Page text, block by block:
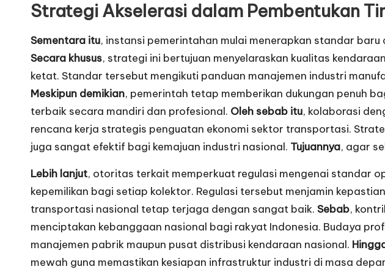
Strategi Akselerasi dalam Pembentukan
Sementara itu, instansi pemerintahan mulai menerapkan standar
Secara khusus, strategi ini bertujuan menyelaraskan kualitas
ketat. Standar tersebut mengikuti panduan manajemen industri
Meskipun demikian, pemerintah tetap memberikan dukungan penuh
terbaik secara mandiri dan profesional. Oleh sebab itu, kolaborasi
rencana kerja strategis penguatan ekonomi sektor transportasi.
juga sangat efektif bagi kemajuan industri nasional. Tujuannya, agar
Lebih lanjut, otoritas terkait memperkuat regulasi mengenai standar
kepemilikan bagi setiap kolektor. Regulasi tersebut menjamin
transportasi nasional tetap terjaga dengan sangat baik. Sebab,
menciptakan kebanggaan nasional bagi rakyat Indonesia. Budaya
manajemen pabrik maupun pusat distribusi kendaraan nasional.
mewah guna memastikan kesiapan infrastruktur industri di masa